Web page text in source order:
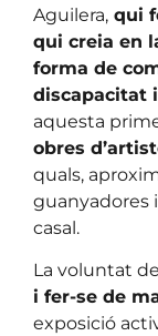
Aguilera, qui
qui creia en
forma de
discapacitat
aquesta
obres
quals,
guanyadores
casal.
La voluntat
i fer-se de
exposició